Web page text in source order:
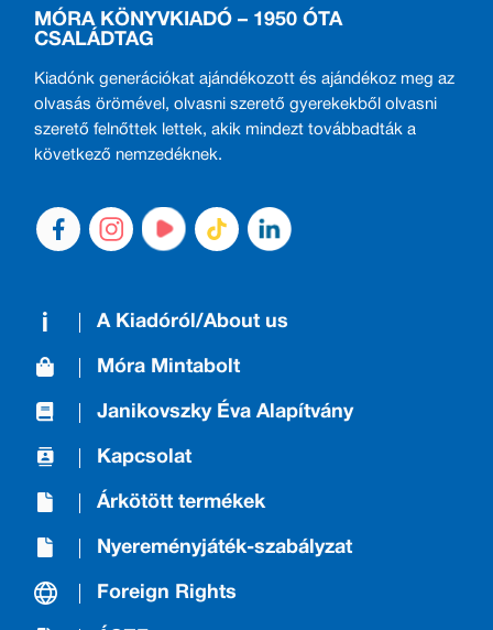
MÓRA KÖNYVKIADÓ – 1950 ÓTA
CSALÁDTAG
Kiadónk generációkat ajándékozott és ajándékoz meg az
olvasás örömével, olvasni szerető gyerekekből olvasni
szerető felnőttek lettek, akik mindezt továbbadták a
következő nemzedéknek.
A Kiadóról/About us
Móra Mintabolt
Janikovszky Éva Alapítvány
Kapcsolat
Árkötött termékek
Nyereményjáték-szabályzat
Foreign Rights